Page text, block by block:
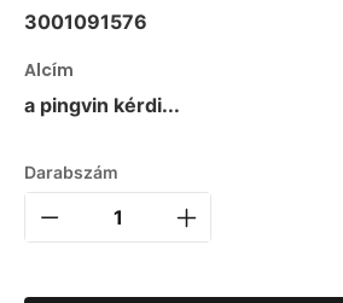
3001091576
Alcím
a pingvin kérdi...
Darabszám